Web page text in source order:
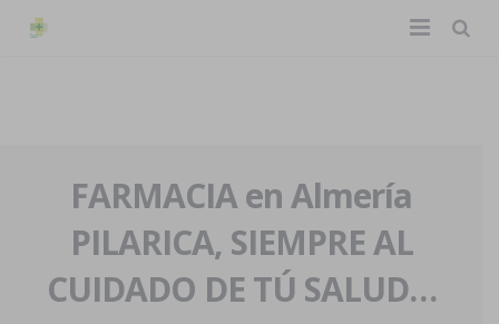
La farmacia
Nuestra historia
Nuestro equipo
Eventos
Servicios y reservas
FARMACIA en Almería
PILARICA, SIEMPRE AL
CUIDADO DE TÚ SALUD…